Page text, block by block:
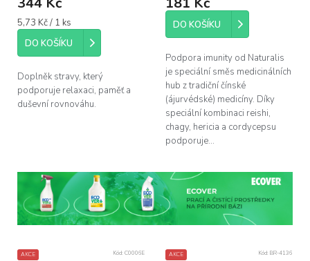
Měrná
cena:
5,73 Kč / 1 ks
DO KOŠÍKU
Doplněk stravy, který
podporuje relaxaci, paměť a
duševní rovnováhu.
DO KOŠÍKU
Podpora imunity od Naturalis
je speciální směs medicinálních
hub z tradiční čínské
(ájurvédské) medicíny. Díky
speciální kombinaci reishi,
chagy, hericia a cordycepsu
podporuje...
AKCE Kód: C0006E AKCE Kód: BR-4136